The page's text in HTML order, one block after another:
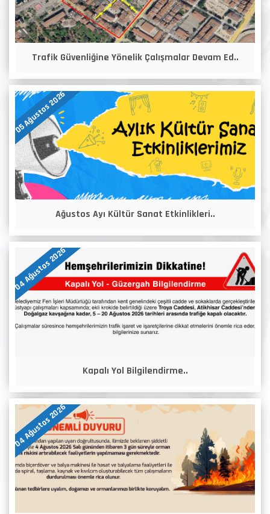
Trafik Güvenliğine Yönelik Çalışmalar Devam Ed..
05 Ağustos 2026
Ağustos Ayı Kültür Sanat Etkinlikleri..
04 Ağustos 2026
Kapalı Yol Bilgilendirme..
04 Ağustos 2026